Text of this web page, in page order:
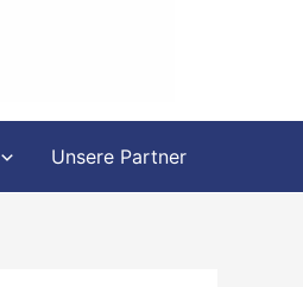
Unsere Partner